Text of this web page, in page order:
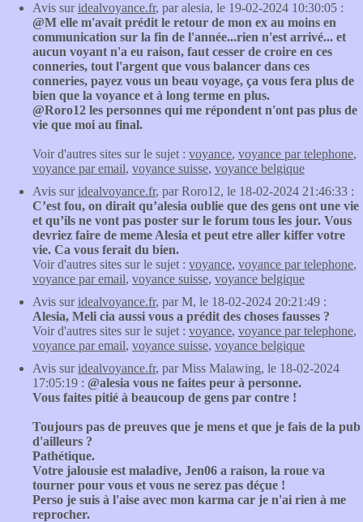
Avis suridealvoyance.fr, par alesia, le 19-02-2024 10:30:05 :
@M elle m'avait prédit le retour de mon ex au moins en
communication sur la fin de l'année...rien n'est arrivé... et
aucun voyant n'a eu raison, faut cesser de croire en ces
conneries, tout l'argent que vous balancer dans ces
conneries, payez vous un beau voyage, ça vous fera plus de
bien que la voyance et à long terme en plus.
@Roro12 les personnes qui me répondent n'ont pas plus de
vie que moi au final.
Voir d'autres sites sur le sujet : voyance, voyance par telephone,
voyance par email, voyance suisse, voyance belgique
Avis suridealvoyance.fr, par Roro12, le 18-02-2024 21:46:33 :
C’est fou, on dirait qu’alesia oublie que des gens ont une vie
et qu’ils ne vont pas poster sur le forum tous les jour. Vous
devriez faire de meme Alesia et peut etre aller kiffer votre
vie. Ca vous ferait du bien.
Voir d'autres sites sur le sujet : voyance, voyance par telephone,
voyance par email, voyance suisse, voyance belgique
Avis suridealvoyance.fr, par M, le 18-02-2024 20:21:49 :
Alesia, Meli cia aussi vous a prédit des choses fausses ?
Voir d'autres sites sur le sujet : voyance, voyance par telephone,
voyance par email, voyance suisse, voyance belgique
Avis suridealvoyance.fr, par Miss Malawing, le 18-02-2024
17:05:19 : @alesia vous ne faites peur à personne.
Vous faites pitié à beaucoup de gens par contre !
Toujours pas de preuves que je mens et que je fais de la pub
d'ailleurs ?
Pathétique.
Votre jalousie est maladive, Jen06 a raison, la roue va
tourner pour vous et vous ne serez pas déçue !
Perso je suis à l'aise avec mon karma car je n'ai rien à me
reprocher.